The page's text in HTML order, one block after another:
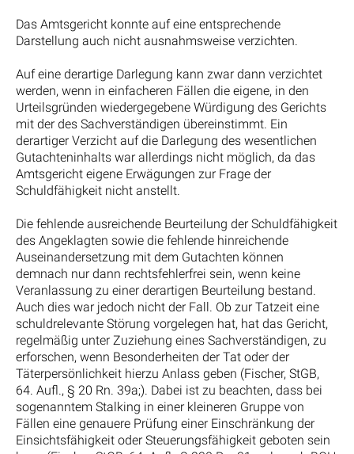
Das Amtsgericht konnte auf eine entsprechende
Darstellung auch nicht ausnahmsweise verzichten.
Auf eine derartige Darlegung kann zwar dann verzichtet
werden, wenn in einfacheren Fällen die eigene, in den
Urteilsgründen wiedergegebene Würdigung des Gerichts
mit der des Sachverständigen übereinstimmt. Ein
derartiger Verzicht auf die Darlegung des wesentlichen
Gutachteninhalts war allerdings nicht möglich, da das
Amtsgericht eigene Erwägungen zur Frage der
Schuldfähigkeit nicht anstellt.
Die fehlende ausreichende Beurteilung der Schuldfähigkeit
des Angeklagten sowie die fehlende hinreichende
Auseinandersetzung mit dem Gutachten können
demnach nur dann rechtsfehlerfrei sein, wenn keine
Veranlassung zu einer derartigen Beurteilung bestand.
Auch dies war jedoch nicht der Fall. Ob zur Tatzeit eine
schuldrelevante Störung vorgelegen hat, hat das Gericht,
regelmäßig unter Zuziehung eines Sachverständigen, zu
erforschen, wenn Besonderheiten der Tat oder der
Täterpersönlichkeit hierzu Anlass geben (Fischer, StGB,
64. Aufl., § 20 Rn. 39a;). Dabei ist zu beachten, dass bei
sogenanntem Stalking in einer kleineren Gruppe von
Fällen eine genauere Prüfung einer Einschränkung der
Einsichtsfähigkeit oder Steuerungsfähigkeit geboten sein